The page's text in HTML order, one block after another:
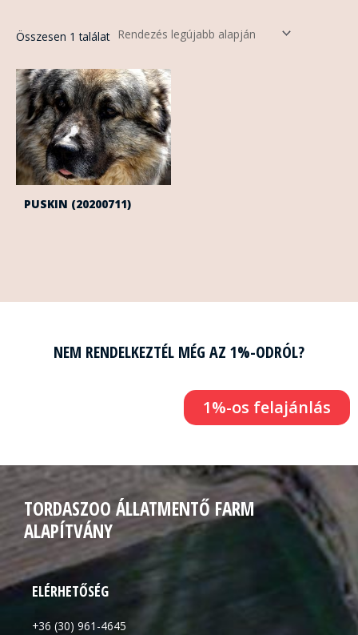
Összesen 1 találat
PUSKIN (20200711)
NEM RENDELKEZTÉL MÉG AZ 1%-ODRÓL?
1%-os felajánlás
TORDASZOO ÁLLATMENTŐ FARM
ALAPÍTVÁNY
ELÉRHETŐSÉG
+36 (30) 961-4645